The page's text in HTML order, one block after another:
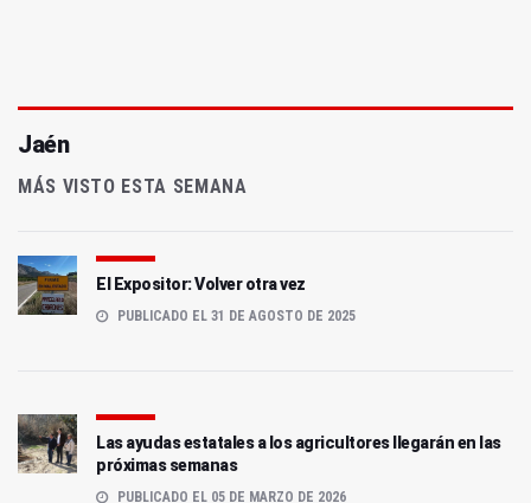
Jaén
MÁS VISTO ESTA SEMANA
El Expositor: Volver otra vez
PUBLICADO EL 31 DE AGOSTO DE 2025
Las ayudas estatales a los agricultores llegarán en las
próximas semanas
PUBLICADO EL 05 DE MARZO DE 2026